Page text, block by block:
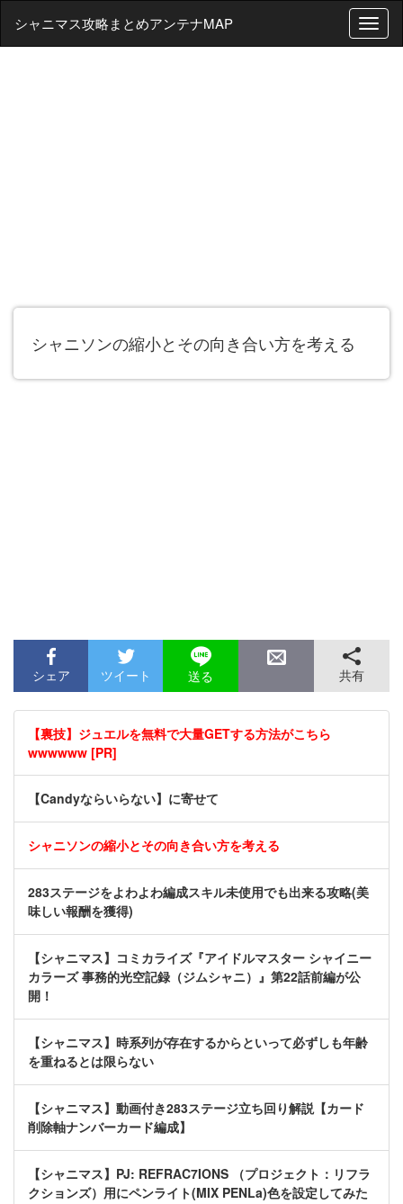
T
o
シャニマス攻略まとめアンテナMAP
シャニソンの縮小とその向き合い方を考える
シェア ツイート 送る 共有
【裏技】ジュエルを無料で大量GETする方法がこちら
wwwwww [PR]
【Candyならいらない】に寄せて
シャニソンの縮小とその向き合い方を考える
283ステージをよわよわ編成スキル未使用でも出来る攻略(美
味しい報酬を獲得)
【シャニマス】コミカライズ『アイドルマスター シャイニー
カラーズ 事務的光空記録（ジムシャニ）』第22話前編が公
開！
【シャニマス】時系列が存在するからといって必ずしも年齢
を重ねるとは限らない
【シャニマス】動画付き283ステージ立ち回り解説【カード
削除軸ナンバーカード編成】
【シャニマス】PJ: REFRAC7IONS （プロジェクト：リフラ
クションズ）用にペンライト(MIX PENLa)色を設定してみた